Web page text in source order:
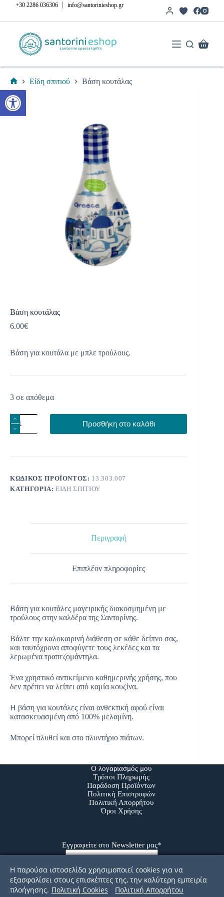
Ανοίξτε τη γραμμή εργαλείων
Μετάβαση
περιεχόμενο
+30 2286 036306 |info@santorinieshop.gr
Καλάθι
Αρχική
σελίδα
Είδη σπιτιού Βάση κουτάλας
Βάση κουτάλας
6.00€
Βάση για κουτάλα με μπλε τρούλους.
3 σε απόθεμα
Βάση
κουτάλας
ποσότητα
Προσθήκη στο καλάθι
ΚΩΔΙΚΌΣ ΠΡΟΪΌΝΤΟΣ: 13.303.007
ΚΑΤΗΓΟΡΊΑ:ΕΊΔΗ ΣΠΙΤΙΟΎ
Περιγραφή
Επιπλέον πληροφορίες
Βάση για κουτάλες μαγειρικής διακοσμημένη με
τρούλους στην καλδέρα της Σαντορίνης.
Βάλτε την καλοκαιρινή διάθεση σε κάθε δείπνο σας,
και ταυτόχρονα αποφύγετε τους λεκέδες και τα
λερωμένα τραπεζομάντηλα.
Ένα χρηστικό αντικείμενο καθημερινής χρήσης, που
δεν πρέπει να λείπει από καμία κουζίνα.
Η βάση για κουτάλες είναι ανθεκτική αφού είναι
κατασκευασμένη από 100% μελαμίνη.
Μπορεί πλυθεί και στο πλυντήριο πιάτων.
Ο λογαριασμός μου
Τρόποι Πληρωμής
Παράδοση Προϊόντων
Πολιτική Επιστροφών
Πολιτική Απορρήτου
Όροι Χρήσης
Εγγραφείτε στο Newsletter μας*
Αποδέχομαι τους Όρους Χρήσης
Η παρούσα ιστοσελίδα χρησιμοποιεί cookies για να
εξασφαλίσει στους επισκέπτες της, την καλύτερη εμπειρία
πλοήγησης. Πολιτική Cookies Πολιτική Απορρήτου